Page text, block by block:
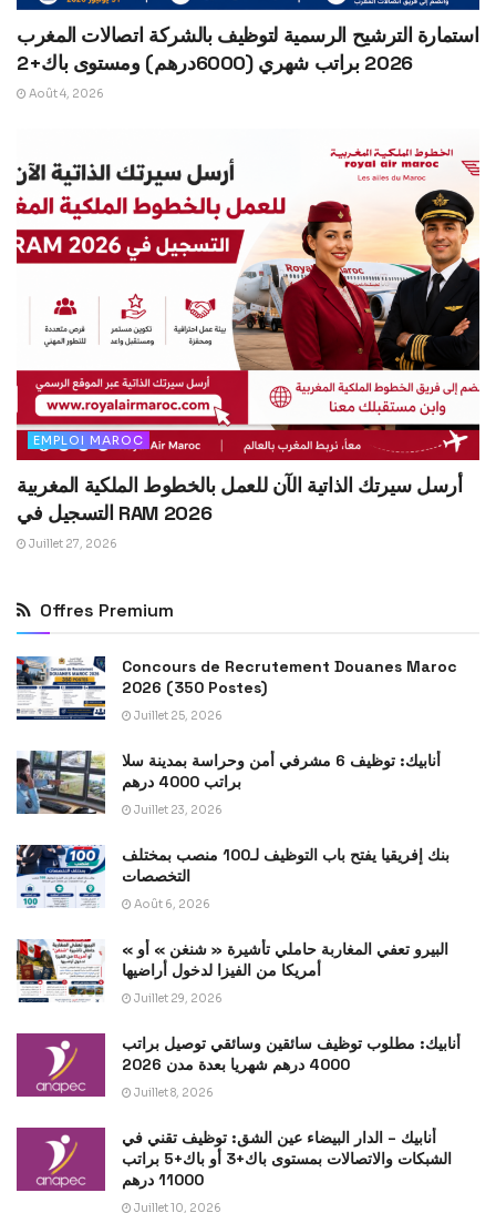
استمارة الترشيح الرسمية لتوظيف بالشركة اتصالات المغرب
2026 براتب شهري (6000درهم) ومستوى باك+2
Août 4, 2026
EMPLOI MAROC
أرسل سيرتك الذاتية الآن للعمل بالخطوط الملكية المغربية
التسجيل في RAM 2026
Juillet 27, 2026
Offres Premium
Concours de Recrutement Douanes Maroc
2026 (350 Postes)
Juillet 25, 2026
أنابيك: توظيف 6 مشرفي أمن وحراسة بمدينة سلا
براتب 4000 درهم
Juillet 23, 2026
بنك إفريقيا يفتح باب التوظيف لـ100 منصب بمختلف
التخصصات
Août 6, 2026
« البيرو تعفي المغاربة حاملي تأشيرة « شنغن » أو
أمريكا من الفيزا لدخول أراضيها
Juillet 29, 2026
أنابيك: مطلوب توظيف سائقين وسائقي توصيل براتب
4000 درهم شهريا بعدة مدن 2026
Juillet 8, 2026
أنابيك – الدار البيضاء عين الشق: توظيف تقني في
الشبكات والاتصالات بمستوى باك+3 أو باك+5 براتب
11000 درهم
Juillet 10, 2026